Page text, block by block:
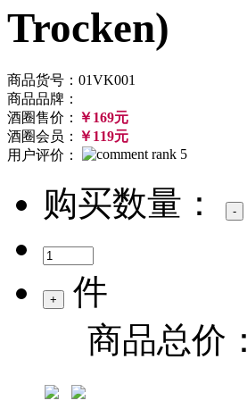
Trocken)
商品货号：01VK001
商品品牌：
酒圈售价： ￥169元
酒圈会员： ￥119元
用户评价：
购买数量：
件
商品总价：